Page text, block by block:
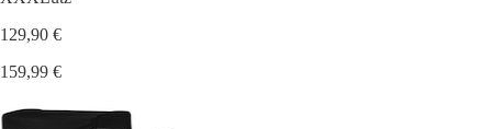
129,90 €
159,99 €